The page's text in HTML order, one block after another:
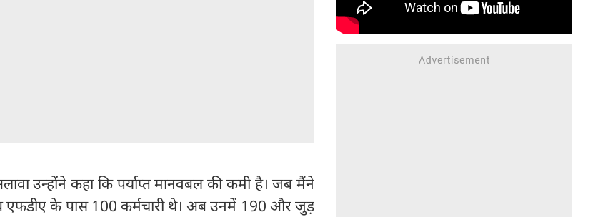
उन्होंने कहा कि पर्याप्त मानवबल की कमी है। जब मैंने
एफडीए के पास 100 कर्मचारी थे। अब उनमें 190 और जुड़